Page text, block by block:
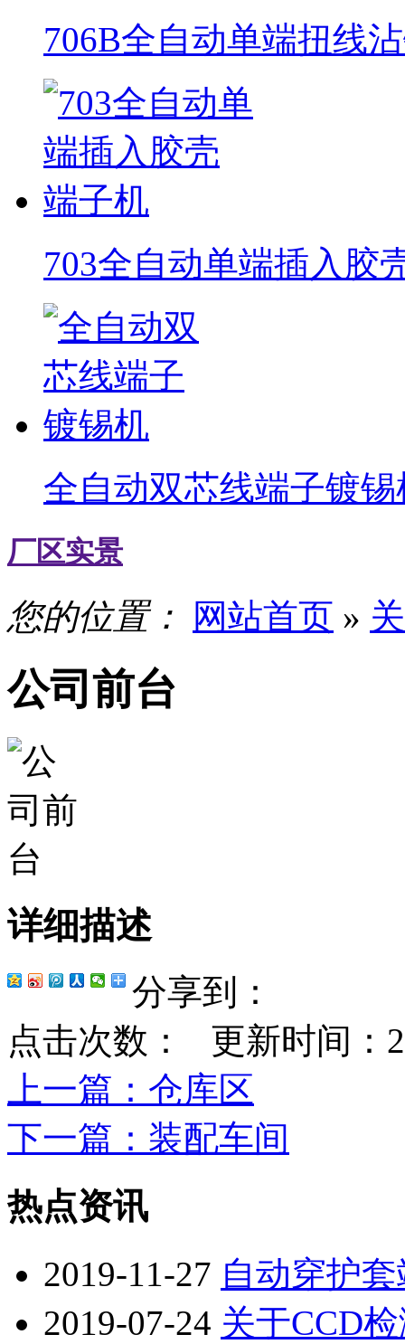
706B全自动单端扭线
703全自动单端插入胶
全自动双芯线端子镀锡
厂区实景
您的位置： 网站首页 »
公司前台
详细描述
分享到：
点击次数：
更新时间：
上一篇 ：仓库区
下一篇 ：装配车间
热点资讯
2019-11-27 自动穿护
2019-07-24 关于CCD